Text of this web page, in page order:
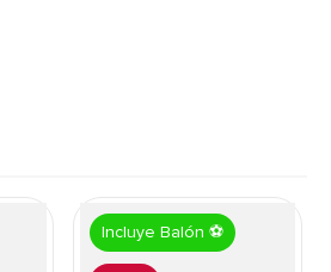
Incluye Balón ⚽